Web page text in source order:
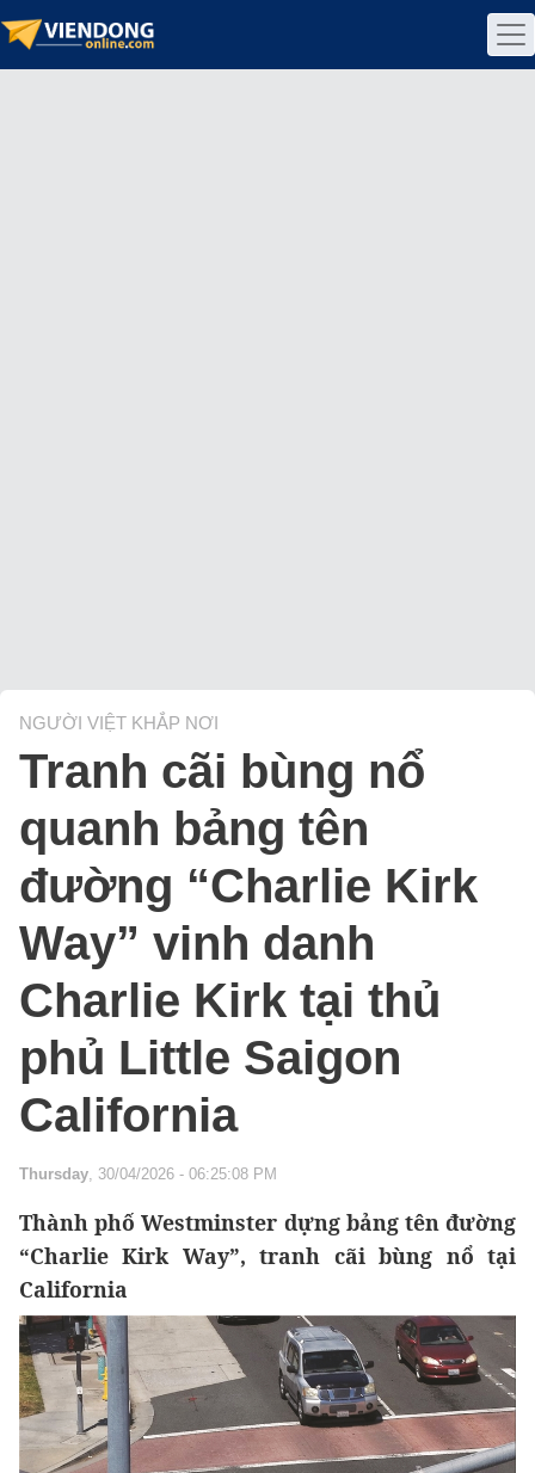
NGƯỜI VIỆT KHẮP NƠI
Tranh cãi bùng nổ
quanh bảng tên
đường “Charlie Kirk
Way” vinh danh
Charlie Kirk tại thủ
phủ Little Saigon
California
Thursday, 30/04/2026 - 06:25:08 PM
Thành phố Westminster dựng bảng tên đường
“Charlie Kirk Way”, tranh cãi bùng nổ tại
California